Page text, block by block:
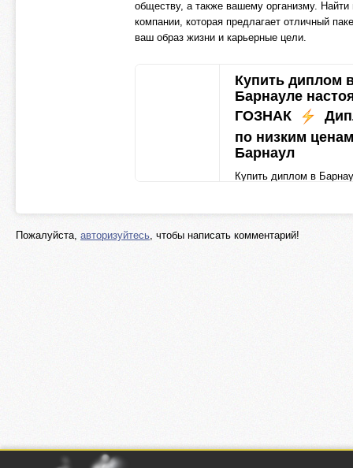
обществу, а также вашему организму.
компании, которая предлагает отличный
ваш образ жизни и карьерные цели.
Купить диплом
Барнауле
ГОЗНАК
по низким
Барнаул
Купить диплом в
Закажите
диплом в Барнауле с
Пожалуйста, авторизуйтесь, чтобы написать комментарий!